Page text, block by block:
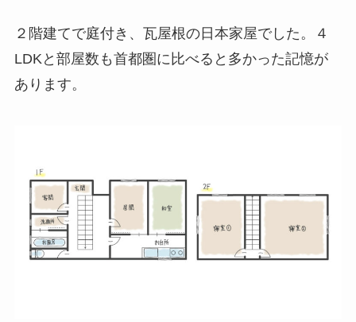
２階建てで庭付き、瓦屋根の日本家屋でした。４
LDKと部屋数も首都圏に比べると多かった記憶が
あります。